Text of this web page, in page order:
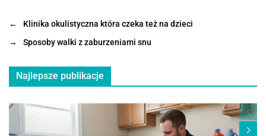
←
Klinika okulistyczna która czeka też na dzieci
→
Sposoby walki z zaburzeniami snu
Najlepsze publikacje